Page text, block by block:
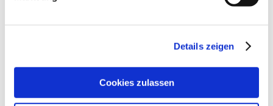
Details zeigen
Cookies zulassen